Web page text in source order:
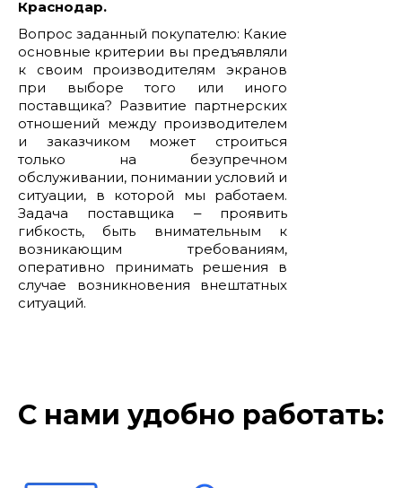
Краснодар.
Вопрос заданный покупателю: Какие
основные критерии вы предъявляли
к своим производителям экранов
при выборе того или иного
поставщика? Развитие партнерских
отношений между производителем
и заказчиком может строиться
только на безупречном
обслуживании, понимании условий и
ситуации, в которой мы работаем.
Задача поставщика ‒ проявить
гибкость, быть внимательным к
возникающим требованиям,
оперативно принимать решения в
случае возникновения внештатных
ситуаций.
С нами удобно работать: